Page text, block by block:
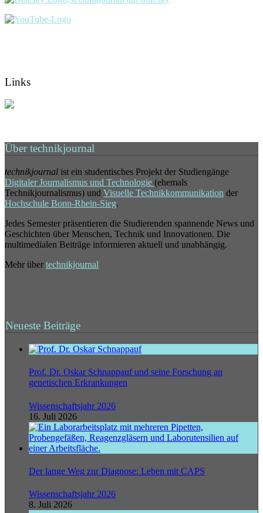
Links
Über technikjournal
technikjournal ist ein studentisches Projekt der Studiengänge
Digitaler Journalismus und Technologie (ehemals
Technikjournalismus) und Visuelle Technikkommunikation der
Hochschule Bonn-Rhein-Sieg.
Jedes Semester präsentieren die Studierenden spannende News und
Geschichten über Menschen, Technik und Innovationen. Die
multimedialen Beiträge informieren aktuell und unabhängig.
Mehr über technikjournal
Neueste Beiträge
Prof. Dr. Oskar Schnappauf und seine Forschung an
genetischen Erkrankungen
Wissenschaftsjahr 2026
16. Juli 2026
Der lange Weg zur Diagnose: Leben mit CAPS
Wissenschaftsjahr 2026
8. Juli 2026